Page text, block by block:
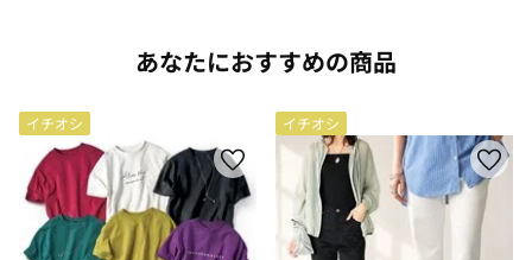
あなたにおすすめの商品
イチオシ イチオシ